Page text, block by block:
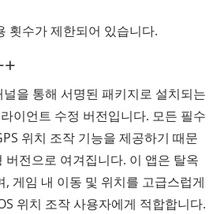
횟수가 제한되어 있습니다.
을 통해 서명된 패키지로 설치되는
이언트 수정 버전입니다. 모든 필수
위치 조작 기능을 제공하기 때문
버전으로 여겨집니다. 이 앱은 탈옥
, 게임 내 이동 및 위치를 고급스럽게
위치 조작 사용자에게 적합합니다.